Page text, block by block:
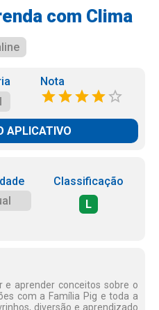
com Clima
Nota
APLICATIVO
Classificação
L
e aprender conceitos sobre o
com a Família Pig e toda a
diversão e aprendizado